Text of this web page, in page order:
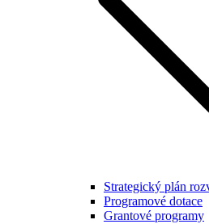
Strategický plán
Programové dotace
Grantové programy